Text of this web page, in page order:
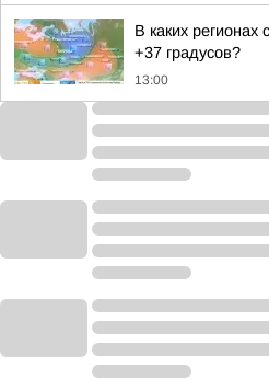
В каких
+37 градусов?
13:00